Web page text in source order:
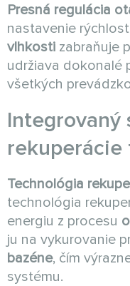
Presná regulácia
nastavenie
vlhkosti zabraňuje
udržiava dokonalé
všetkých
Integrovaný
rekuperácie
Technológia
technológia
energiu z procesu
ju na vykurovanie
bazéne, čím
systému.